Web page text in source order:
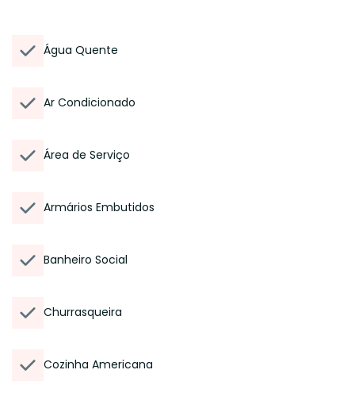
Água Quente
Ar Condicionado
Área de Serviço
Armários Embutidos
Banheiro Social
Churrasqueira
Cozinha Americana